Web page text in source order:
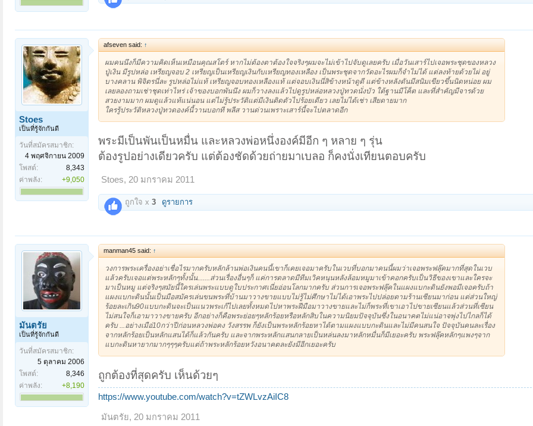
Stoes
เป็นที่รู้จักกันดี
วันที่สมัครสมาชิก:
4 พฤศจิกายน 2009
โพสต์:
8,343
ค่าพลัง:
+9,050
afseven said: ↑
ผมคนนึงก็มีความคิดเห็นเหมือนคุณสโตร์ หากไม่ต้องตาต้องใจจริงๆผมจะไม่เข้าไปจับดูเลยครับ เมื่อวันเสาร์ไปเจอพระชุดของหลวง
ปู่เงิน มีรูปหล่อ เหรียญจอบ 2 เหรียญเป็นเหรียญเงินกับเหรียญทองเหลือง เป็นพระชุดจากวัดอะไรผมก็จำไม่ได้ แต่ลงท้ายด้วยไผ่ อยู่
บางคลาน พิจิตรนี่ละ รูปหล่อไม่แท้ เหรียญจอบทองเหลืองแท้ แต่จอบเงินนี่สิข้างหน้าดูดี แต่ข้างหลังดันมีสนิมเขียวขึ้นนิดหน่อย ผม
เลยลองถามเช่าชุดเท่าไหร่ เจ้าของบอกพันนึง ผมก็วางลงแล้วไปดูรูปหล่อหลวงปู่ทวดนั่งบัว ใต้ฐานมีโค็ต และที่สำคัญมีจารด้วย
สวยงามมาก ผมดูแล้วแท้แน่นอน แต่ไม่รู้ประวัติแต่มีเงินติดตัวไปร้อยเดียว เลยไม่ได้เช่า เสียดายมาก
ใครรู้ประวัติหลวงปู่ทวดองค์นี้วานบอกที พลีส วานด่วนเพราะเสาร์นี้จะไปตลาดอีก
พระมีเป็นพันเป็นหมื่น และหลวงพ่อหนึ่งองค์มีอีก ๆ หลาย ๆ รุ่น
ต้องรูปอย่างเดียวครับ แต่ต้องชัดด้วยถ่ายมาเบลอ ก็คงนั่งเทียนตอบครับ
Stoes, 20 มกราคม 2011
ถูกใจ x 3 ดูรายการ
มันตรัย
เป็นที่รู้จักกันดี
วันที่สมัครสมาชิก:
5 ตุลาคม 2006
โพสต์:
8,346
ค่าพลัง:
+8,190
manman45 said: ↑
วงการพระเครื่องอย่าเชื่อไรมากครับหลักล้านพ่อเงินคนนี้เขาก็เคยเจอมาครับในเวบที่บอกมาคนนี้ผมว่าเจอพระฟลุ๊คมากที่สุดในเวบ
แล้วครับเจอแต่พระหลักๆทั้งนั้น.......ส่วนเรื่องอื่นๆก็ แค่การตลาดมีทีมเวิคหนุนหลังล้อมหมูมาเข้าคอกครับเป็นวิธีของเขาและใครจะ
มาเป็นหมู แต่จริงๆสมัยนี้ใครเล่นพระแบบดูใบประกาศเนี่ยอ่อนโลกมากครับ ส่วนการเจอพระฟลุ๊คในแผงแบกะดินยังพอมีเจอครับถ้า
แผงแบกะดินนั้นเป็นมือสมัครเล่นขนพระที่บ้านมาวางขายแบบไม่รู้ไม่ศึกษาไม่ได้เอาพระไปปล่อยตามร้านเซียนมาก่อน แต่ส่วนใหญ่
ร้อยละเกิน90แบบกะดินจะเป็นแนวพระเก๊ไปเลยทั้งหมดไปหาพระฝีมือมาวางขายและไม่ก็พระที่เขาเอาไปขายเซียนแล้วส่วนที่เซียน
ไม่สนใจก็เอามาวางขายครับ อีกอย่างก็คือพระย่อยๆหลักร้อยหรือหลักสิบในความนิยมปัจจุบันซึ่งในอนาคตไม่แน่อาจพุ่งไปไกลก็ได้
ครับ ...อย่างเมือ่10กว่าปีก่อนหลวงพ่อคง วังสรรพ ก็ยังเป็นพระหลักร้อยหาได้ตามแผงแบบกะดินและไม่มีคนสนใจ ปัจจุบันคนละเรื่อง
จากหลักร้อยเป็นหลักแสนได้ก็แล้วกันครับ และจากพระหลักแสนกลายเป็นหล่นลงมาหลักหมื่นก็มีเยอะครับ พระฟลุ๊คหลักๆแพงๆจาก
แบกะดินหายากมากๆๆๆครับแต่ถ้าพระหลักร้อยหวังอนาคตละยังมีอีกเยอะครับ
ถูกต้องที่สุดครับ เห็นด้วยๆ
https://www.youtube.com/watch?v=tZWLvzAiIC8
มันตรัย, 20 มกราคม 2011